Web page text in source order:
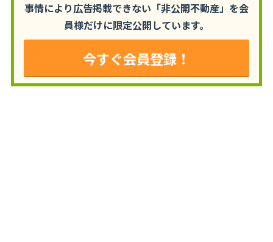
事情により広告掲載できない「非公開不動産」を会
員様だけに限定公開しています。
今すぐ会員登録！